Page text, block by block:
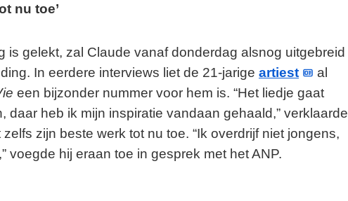
nu toe’
is gelekt, zal Claude vanaf donderdag alsnog uitgebreid
In eerdere interviews liet de 21-jarige artiest
al
een bijzonder nummer voor hem is. “Het liedje gaat
daar heb ik mijn inspiratie vandaan gehaald,” verklaarde
zijn beste werk tot nu toe. “Ik overdrijf niet jongens,
voegde hij eraan toe in gesprek met het ANP.